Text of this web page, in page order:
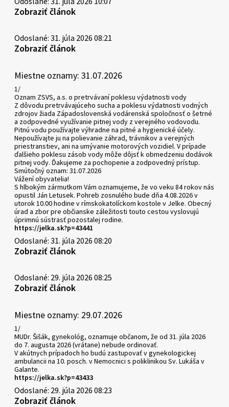
Zobraziť článok
Odoslané: 31. júla 2026 08:21
Zobraziť článok
Miestne oznamy: 31.07.2026
1/
Oznam ZSVS, a.s. o pretrvávaní poklesu výdatnosti vody
Z dôvodu pretrvávajúceho sucha a poklesu výdatnosti vodných
zdrojov žiada Západoslovenská vodárenská spoločnosť o šetrné
a zodpovedné využívanie pitnej vody z verejného vodovodu.
Pitnú vodu používajte výhradne na pitné a hygienické účely.
Nepoužívajte ju na polievanie záhrad, trávnikov a verejných
priestranstiev, ani na umývanie motorových vozidiel. V prípade
ďalšieho poklesu zásob vody môže dôjsť k obmedzeniu dodávok
pitnej vody. Ďakujeme za pochopenie a zodpovedný prístup.
Smútočný oznam: 31.07.2026
Vážení obyvatelia!
S hlbokým zármutkom Vám oznamujeme, že vo veku 84 rokov nás
opustil Ján Letusek. Pohreb zosnulého bude dňa 4.08.2026 v
utorok 10.00 hodine v rímskokatolíckom kostole v Jelke. Obecný
úrad a zbor pre občianske záležitosti touto cestou vyslovujú
úprimnú sústrasť pozostalej rodine.
https://jelka.sk?p=43441
Odoslané: 31. júla 2026 08:20
Zobraziť článok
Odoslané: 29. júla 2026 08:25
Zobraziť článok
Miestne oznamy: 29.07.2026
1/
MUDr. Šišák, gynekológ, oznamuje občanom, že od 31. júla 2026
do 7. augusta 2026 (vrátane) nebude ordinovať.
V akútnych prípadoch ho budú zastupovať v gynekologickej
ambulancii na 10. posch. v Nemocnici s poliklinikou Sv. Lukáša v
Galante.
https://jelka.sk?p=43433
Odoslané: 29. júla 2026 08:23
Zobraziť článok